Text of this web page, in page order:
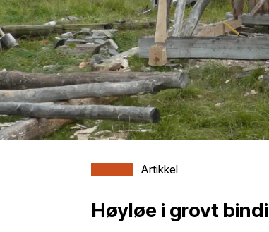
Artikkel
Høyløe i grovt